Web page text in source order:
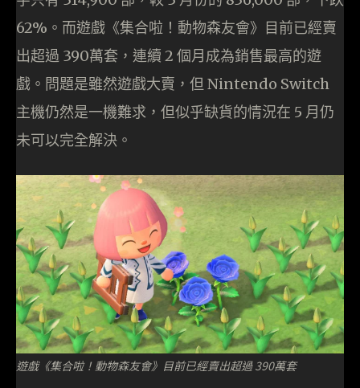
62%。而遊戲《集合啦！動物森友會》目前已經賣
出超過 390萬套，連續 2 個月成為銷售最高的遊
戲。問題是雖然遊戲大賣，但 Nintendo Switch
主機仍然是一機難求，但似乎缺貨的情況在 5 月仍
未可以完全解決。
遊戲《集合啦！動物森友會》目前已經賣出超過 390萬套